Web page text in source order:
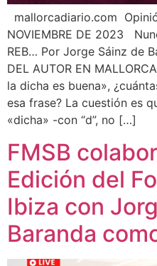
mallorcadiario.com
NOVIEMBRE DE 2023
REB… Por Jorge Sáinz de
DEL AUTOR EN
la dicha es buena»,
esa frase? La cuestión es
«dicha» -con “d”, no […]
FMSB
Edición del
Ibiza con
Baranda